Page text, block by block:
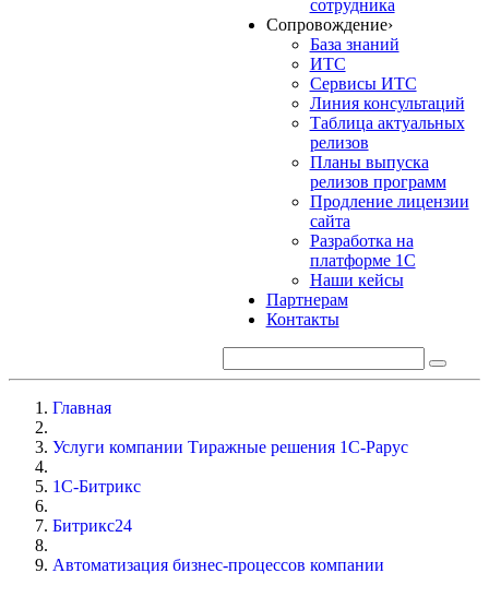
сотрудника
Сопровождение›
База знаний
ИТС
Сервисы ИТС
Линия консультаций
Таблица актуальных
релизов
Планы выпуска
релизов программ
Продление лицензии
сайта
Разработка на
платформе 1С
Наши кейсы
Партнерам
Контакты
Главная
Услуги компании Тиражные решения 1С-Рарус
1C-Битрикс
Битрикс24
Автоматизация бизнес-процессов компании